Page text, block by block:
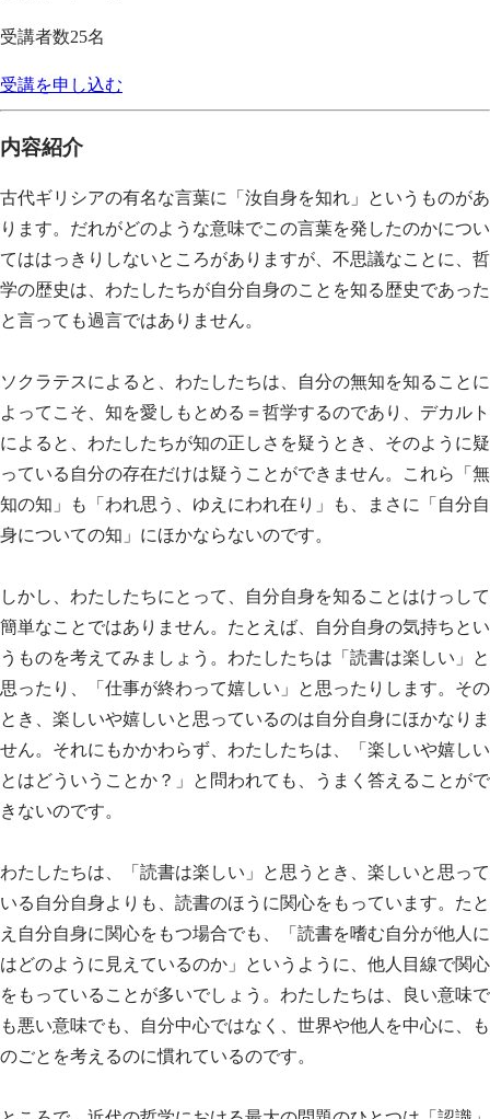
受講者数25名
受講を申し込む
内容紹介
古代ギリシアの有名な言葉に「汝自身を知れ」というものがあ
ります。だれがどのような意味でこの言葉を発したのかについ
てははっきりしないところがありますが、不思議なことに、哲
学の歴史は、わたしたちが自分自身のことを知る歴史であった
と言っても過言ではありません。
ソクラテスによると、わたしたちは、自分の無知を知ることに
よってこそ、知を愛しもとめる＝哲学するのであり、デカルト
によると、わたしたちが知の正しさを疑うとき、そのように疑
っている自分の存在だけは疑うことができません。これら「無
知の知」も「われ思う、ゆえにわれ在り」も、まさに「自分自
身についての知」にほかならないのです。
しかし、わたしたちにとって、自分自身を知ることはけっして
簡単なことではありません。たとえば、自分自身の気持ちとい
うものを考えてみましょう。わたしたちは「読書は楽しい」と
思ったり、「仕事が終わって嬉しい」と思ったりします。その
とき、楽しいや嬉しいと思っているのは自分自身にほかなりま
せん。それにもかかわらず、わたしたちは、「楽しいや嬉しい
とはどういうことか？」と問われても、うまく答えることがで
きないのです。
わたしたちは、「読書は楽しい」と思うとき、楽しいと思って
いる自分自身よりも、読書のほうに関心をもっています。たと
え自分自身に関心をもつ場合でも、「読書を嗜む自分が他人に
はどのように見えているのか」というように、他人目線で関心
をもっていることが多いでしょう。わたしたちは、良い意味で
も悪い意味でも、自分中心ではなく、世界や他人を中心に、も
のごとを考えるのに慣れているのです。